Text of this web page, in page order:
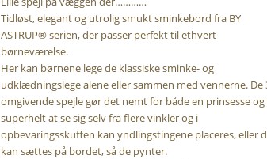
Tidløst, elegant og utrolig smukt sminkebord fra BY
ASTRUP® serien, der passer perfekt til ethvert
børneværelse.
Her kan børnene lege de klassiske sminke- og
udklædningslege alene eller sammen med vennerne. De
omgivende spejle gør det nemt for både en prinsesse og
superhelt at se sig selv fra flere vinkler og i
opbevaringsskuffen kan yndlingstingene placeres, eller
kan sættes på bordet, så de pynter.